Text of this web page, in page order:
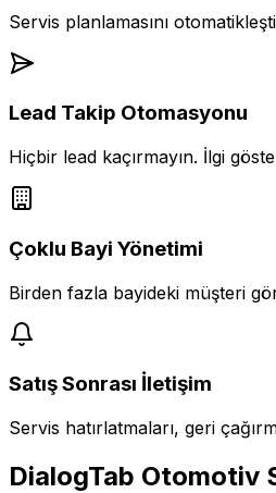
Servis planlamasını
Lead Takip Otomasyonu
Hiçbir lead kaçırmayın. İlgi
Çoklu Bayi Yönetimi
Birden fazla bayideki müşteri
Satış Sonrası İletişim
Servis hatırlatmaları, geri
DialogTab Otomotiv